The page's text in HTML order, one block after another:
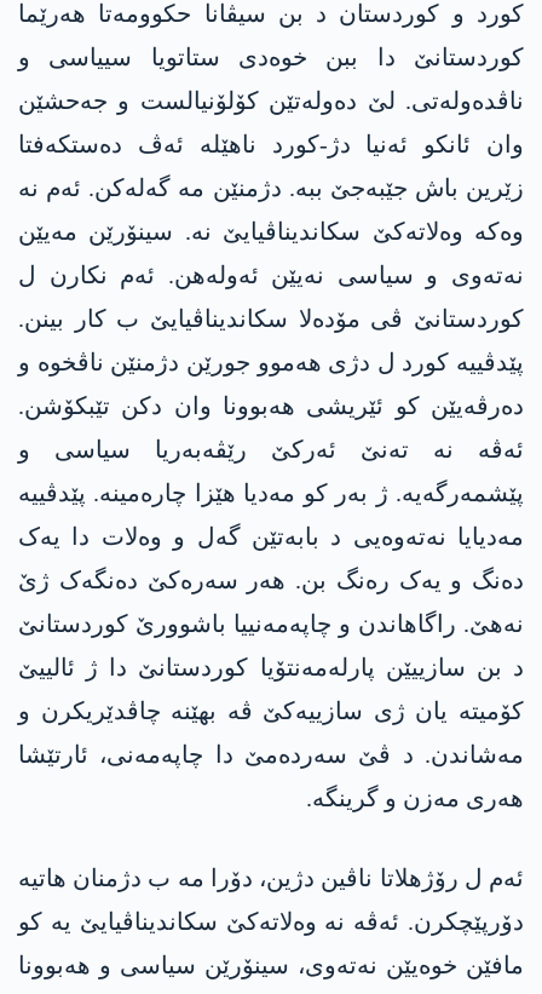
کورد و کوردستان د بن سیڤانا حکوومەتا ھەرێما
کوردستانێ دا ببن خوەدی ستاتویا سییاسی و
ناڤدەولەتی. لێ دەولەتێن کۆلۆنیالست و جەحشێن
وان ئانکو ئەنیا دژ-کورد ناھێلە ئەڤ دەستکەفتا
زێرین باش جێبەجێ ببە. دژمنێن مە گەلەکن. ئەم نە
وەکە وەلاتەکێ سکاندیناڤیایێ نە. سینۆرێن مەیێن
نەتەوی و سیاسی نەیێن ئەولەهن. ئەم نکارن ل
کوردستانێ ڤی مۆدەلا سکاندیناڤیایێ ب کار بینن.
پێدڤییە کورد ل دژی هەموو جورێن دژمنێن ناڤخوە و
دەرڤەیێن کو ئێریشی ھەبوونا وان دکن تێبکۆشن.
ئەڤە نە تەنێ ئەرکێ رێڤەبەریا سیاسی و
پێشمەرگەیە. ژ بەر کو مەدیا ھێزا چارەمینە. پێدڤییە
مەدیایا نەتەوەیی د بابەتێن گەل و وەلات دا یەک
دەنگ و یەک رەنگ بن. ھەر سەرەکێ دەنگەک ژێ
نەھێ. راگاھاندن و چاپەمەنییا باشوورێ کوردستانێ
د بن سازییێن پارلەمەنتۆیا کوردستانێ دا ژ ئالییێ
کۆمیتە یان ژی سازییەکێ ڤە بهێنە چاڤدێریکرن و
مەشاندن. د ڤێ سەردەمێ دا چاپەمەنی، ئارتێشا
ھەری مەزن و گرینگە.
ئەم ل رۆژھلاتا ناڤین دژین، دۆرا مە ب دژمنان ھاتیە
دۆرپێچکرن. ئەڤە نە وەلاتەکێ سکاندیناڤیایێ یە کو
مافێن خوەیێن نەتەوی، سینۆرێن سیاسی و ھەبوونا